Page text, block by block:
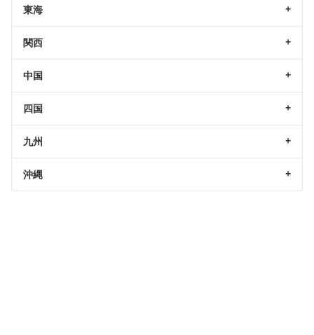
東海
関西
中国
四国
九州
沖縄